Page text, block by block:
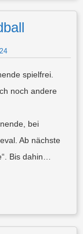
spielfrei.
noch andere
bei
Ab nächste
Bis dahin…